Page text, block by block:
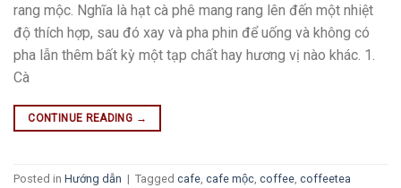
rang mộc. Nghĩa là hạt cà phê mang rang lên đến một nhiệt
độ thích hợp, sau đó xay và pha phin để uống và không có
pha lẫn thêm bất kỳ một tạp chất hay hương vị nào khác. 1.
Cà
CONTINUE READING →
Posted in Hướng dẫn | Tagged cafe, cafe mộc, coffee, coffeetea